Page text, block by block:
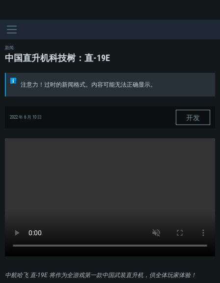
新闻
中国直升机科技树：直-19E
注意力！过时的新闻格式。内容可能无法正确显示。
2022 年 6 月 10 日 开发
中航哈飞 直-19E 将作为全游戏第一款中国武装直升机，供全体玩家体验！